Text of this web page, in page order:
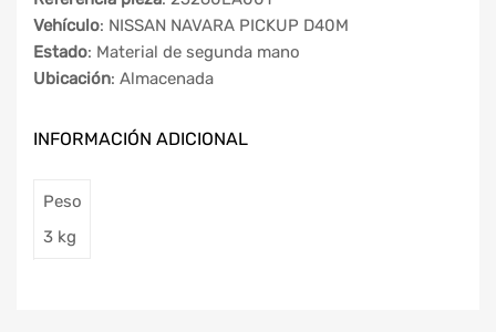
Vehículo: NISSAN NAVARA PICKUP D40M
Estado: Material de segunda mano
Ubicación: Almacenada
INFORMACIÓN ADICIONAL
Peso
3 kg